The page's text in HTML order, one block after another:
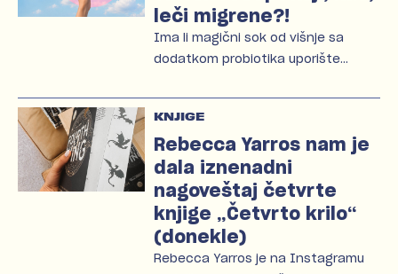
leči migrene?!
Ima li magični sok od višnje sa
dodatkom probiotika uporište…
KNJIGE
Rebecca Yarros nam je
dala iznenadni
nagoveštaj četvrte
knjige „Četvrto krilo“
(donekle)
Rebecca Yarros je na Instagramu